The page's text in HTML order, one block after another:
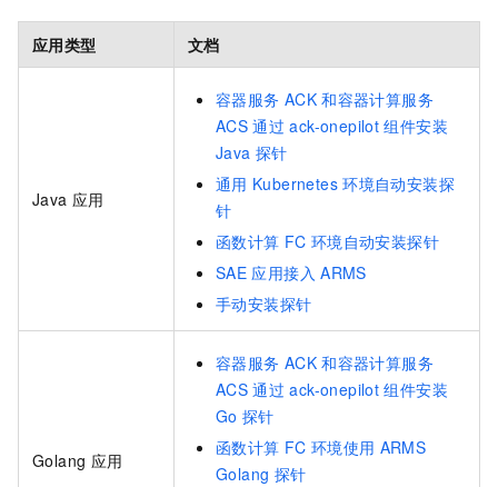
应用类型 文档
Java 应用
容器服务 ACK 和容器计算服务
ACS 通过 ack-onepilot 组件安装
Java 探针
通用 Kubernetes 环境自动安装探
针
函数计算 FC 环境自动安装探针
SAE 应用接入 ARMS
手动安装探针
Golang 应用
容器服务 ACK 和容器计算服务
ACS 通过 ack-onepilot 组件安装
Go 探针
函数计算 FC 环境使用 ARMS
Golang 探针